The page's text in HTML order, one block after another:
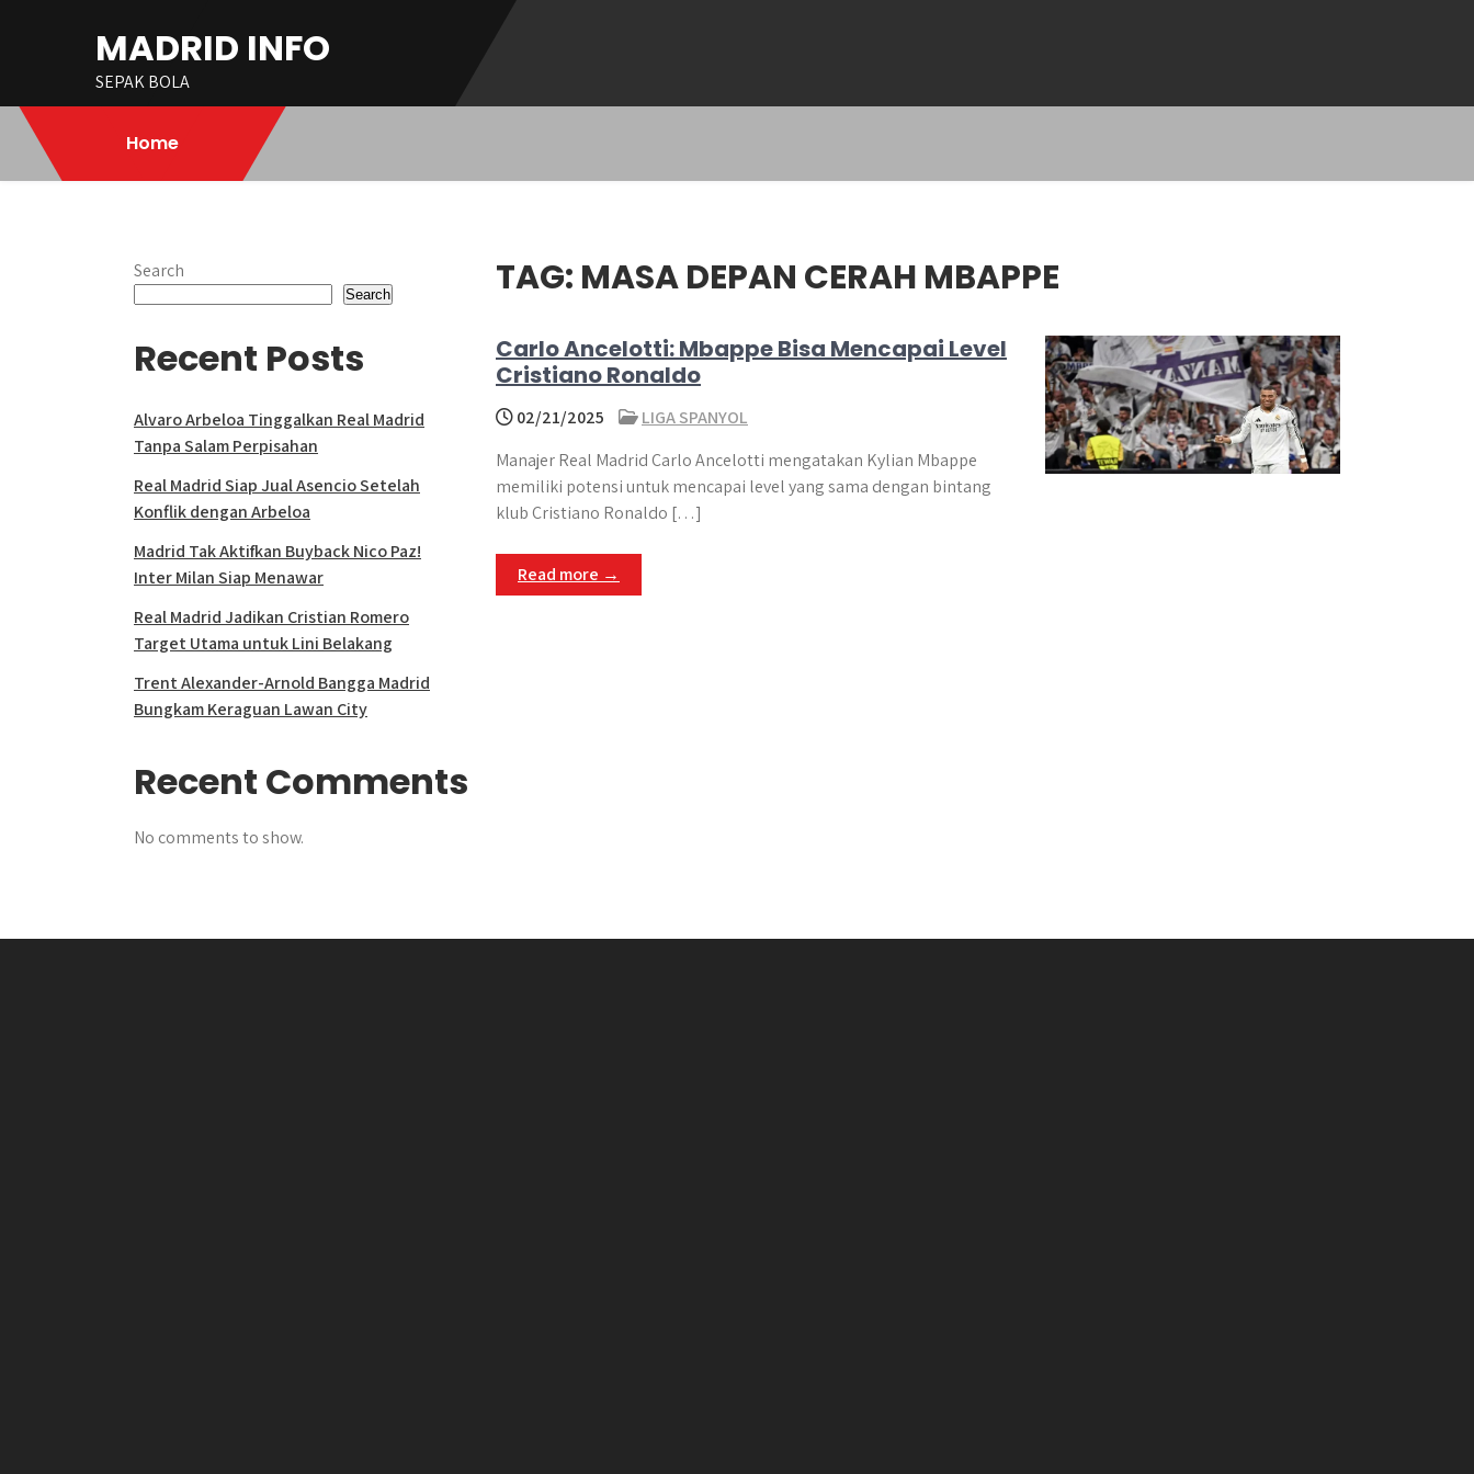
MADRID INFO
SEPAK BOLA
Home
TAG: MASA DEPAN CERAH MBAPPE
Carlo Ancelotti: Mbappe Bisa Mencapai Level
Cristiano Ronaldo
02/21/2025
LIGA SPANYOL
Manajer Real Madrid Carlo Ancelotti mengatakan Kylian Mbappe
memiliki potensi untuk mencapai level yang sama dengan bintang
klub Cristiano Ronaldo […]
Read more →
Search
Search
Recent Posts
Alvaro Arbeloa Tinggalkan Real Madrid
Tanpa Salam Perpisahan
Real Madrid Siap Jual Asencio Setelah
Konflik dengan Arbeloa
Madrid Tak Aktifkan Buyback Nico Paz!
Inter Milan Siap Menawar
Real Madrid Jadikan Cristian Romero
Target Utama untuk Lini Belakang
Trent Alexander-Arnold Bangga Madrid
Bungkam Keraguan Lawan City
Recent Comments
No comments to show.